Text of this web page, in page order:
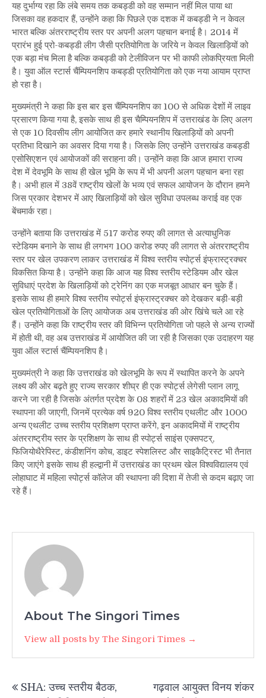
यह दुर्भाग्य रहा कि लंबे समय तक कबड्डी को वह सम्मान नहीं मिल पाया था
जिसका वह हकदार हैं, उन्होंने कहा कि पिछले एक दशक में कबड्डी ने न केवल
भारत बल्कि अंतरराष्ट्रीय स्तर पर अपनी अलग पहचान बनाई है। 2014 में
प्रारंभ हुई प्रो-कबड्डी लीग जैसी प्रतियोगिता के जरिये न केवल खिलाड़ियों को
एक बड़ा मंच मिला है बल्कि कबड्डी को टेलीविजन पर भी काफी लोकप्रियता मिली
है। युवा ऑल स्टार्स चैंम्पियनशिप कबड्डी प्रतियोगिता को एक नया आयाम प्राप्त
हो रहा है।
मुख्यमंत्री ने कहा कि इस बार इस चैंम्पियनशिप का 100 से अधिक देशों में लाइव
प्रसारण किया गया है, इसके साथ ही इस चैम्पियनशिप में उत्तराखंड के लिए अलग
से एक 10 दिवसीय लीग आयोजित कर हमारे स्थानीय खिलाड़ियों को अपनी
प्रतिभा दिखाने का अवसर दिया गया है। जिसके लिए उन्होंने उत्तराखंड कबड्डी
एसोसिएशन एवं आयोजकों की सराहना की। उन्होंने कहा कि आज हमारा राज्य
देश में देवभूमि के साथ ही खेल भूमि के रूप में भी अपनी अलग पहचान बना रहा
है। अभी हाल में 38वें राष्ट्रीय खेलों के भव्य एवं सफल आयोजन के दौरान हमने
जिस प्रकार देशभर में आए खिलाड़ियों को खेल सुविधा उपलब्ध कराई वह एक
बेंचमार्क रहा।
उन्होंने बताया कि उत्तराखंड में 517 करोड रुपए की लागत से अत्याधुनिक
स्टेडियम बनाने के साथ ही लगभग 100 करोड रुपए की लागत से अंतरराष्ट्रीय
स्तर पर खेल उपकरण लाकर उत्तराखंड में विश्व स्तरीय स्पोर्ट्स इंफ्रास्ट्रक्चर
विकसित किया है। उन्होंने कहा कि आज यह विश्व स्तरीय स्टेडियम और खेल
सुविधाएं प्रदेश के खिलाड़ियों को ट्रेनिंग का एक मजबूत आधार बन चुके हैं।
इसके साथ ही हमारे विश्व स्तरीय स्पोर्ट्स इंफ्रास्ट्रक्चर को देखकर बड़ी-बड़ी
खेल प्रतियोगिताओं के लिए आयोजक अब उत्तराखंड की ओर खिंचे चले आ रहे
हैं। उन्होंने कहा कि राष्ट्रीय स्तर की विभिन्न प्रतियोगिता जो पहले से अन्य राज्यों
में होती थी, वह अब उत्तराखंड में आयोजित की जा रही है जिसका एक उदाहरण यह
युवा ऑल स्टार्स चैंम्पियनशिप है।
मुख्यमंत्री ने कहा कि उत्तराखंड को खेलभूमि के रूप में स्थापित करने के अपने
लक्ष्य की ओर बढ़ते हुए राज्य सरकार शीघ्र ही एक स्पोर्ट्स लेगेसी प्लान लागू
करने जा रही है जिसके अंतर्गत प्रदेश के 08 शहरों में 23 खेल अकादमियों की
स्थापना की जाएगी, जिनमें प्रत्येक वर्ष 920 विश्व स्तरीय एथलीट और 1000
अन्य एथलीट उच्च स्तरीय प्रशिक्षण प्राप्त करेंगे, इन अकादमियों में राष्ट्रीय
अंतरराष्ट्रीय स्तर के प्रशिक्षण के साथ ही स्पोर्ट्स साइंस एक्सपटर्,
फिजियोथैरेपिस्ट, कंडीशनिंग कोच, डाइट स्पेशलिस्ट और साइकैट्रिस्ट भी तैनात
किए जाएंगे इसके साथ ही हल्द्वानी में उत्तराखंड का प्रथम खेल विश्वविद्यालय एवं
लोहाघाट में महिला स्पोर्ट्स कॉलेज की स्थापना की दिशा में तेजी से कदम बढ़ाए जा
रहे हैं।
About The Singori Times
View all posts by The Singori Times →
SHA: उच्च स्तरीय बैठक,
गढ़वाल आयुक्त विनय शंकर